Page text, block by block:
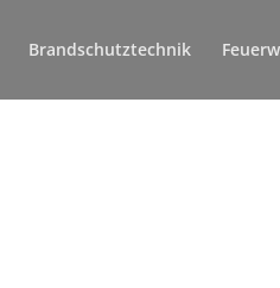
Brandschutztechnik